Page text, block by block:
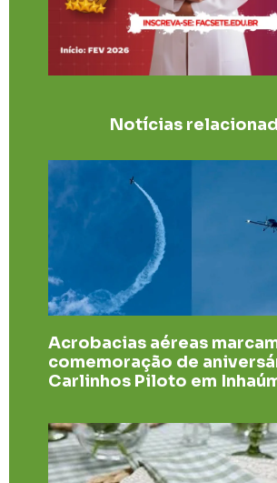
Notícias
Acrobacias aéreas
comemoração de
Carlinhos Piloto em